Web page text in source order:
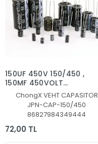
150UF 450V 150/450 ,
150MF 450VOLT
KONDANSATÖR
ChongX VEHT CAPASITOR
JPN-CAP-150/450
86827984349444
72,00 TL